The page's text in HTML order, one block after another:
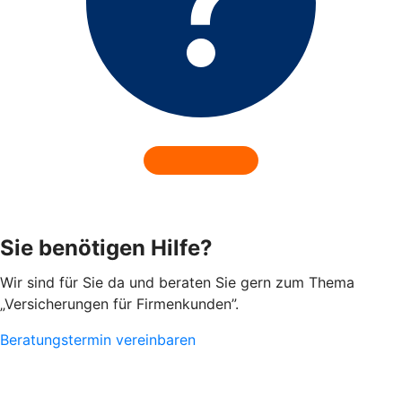
Sie benötigen Hilfe?
Wir sind für Sie da und beraten Sie gern zum Thema
„Versicherungen für Firmenkunden”.
Beratungstermin vereinbaren